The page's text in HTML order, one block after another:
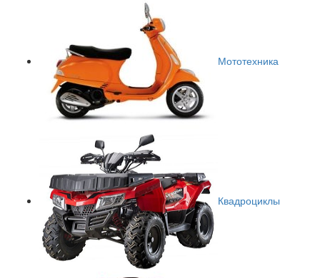
Мототехника
Квадроциклы